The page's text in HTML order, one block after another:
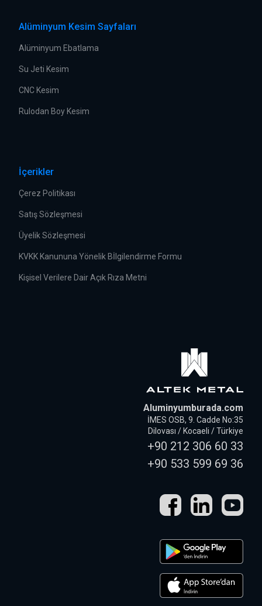
Alüminyum Kesim Sayfaları
Alüminyum Ebatlama
Su Jeti Kesim
CNC Kesim
Rulodan Boy Kesim
İçerikler
Çerez Politikası
Satış Sözleşmesi
Üyelik Sözleşmesi
KVKK Kanununa Yönelik Bİlgilendirme Formu
Kişisel Verilere Dair Açık Rıza Metni
Aluminyumburada.com
İMES OSB, 9. Cadde No:35
Dilovası / Kocaeli / Türkiye
+90 212 306 60 33
+90 533 599 69 36